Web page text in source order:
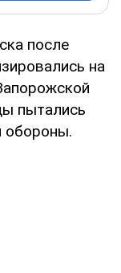
после
на
пытались
обороны.